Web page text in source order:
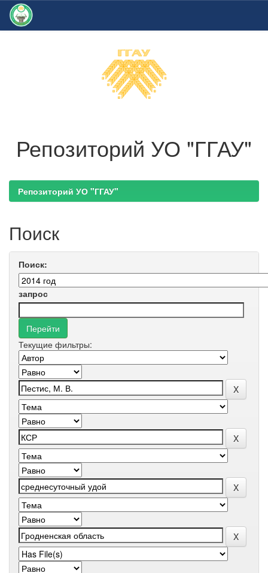
Репозиторий УО "ГГАУ"
Репозиторий УО "ГГАУ"
Поиск
Поиск:
запрос
Текущие фильтры: